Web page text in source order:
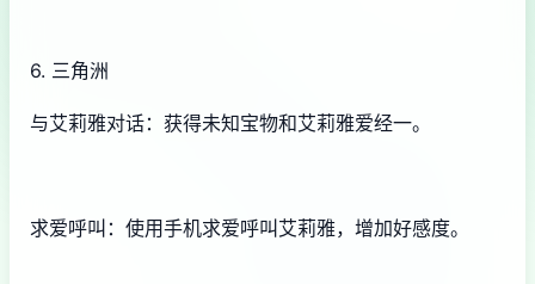
6. 三角洲
与艾莉雅对话：获得未知宝物和艾莉雅爱经一。
求爱呼叫：使用手机求爱呼叫艾莉雅，增加好感度。